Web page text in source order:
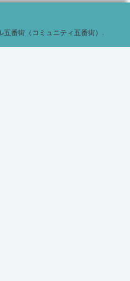
番街（コミュニティ五番街）.